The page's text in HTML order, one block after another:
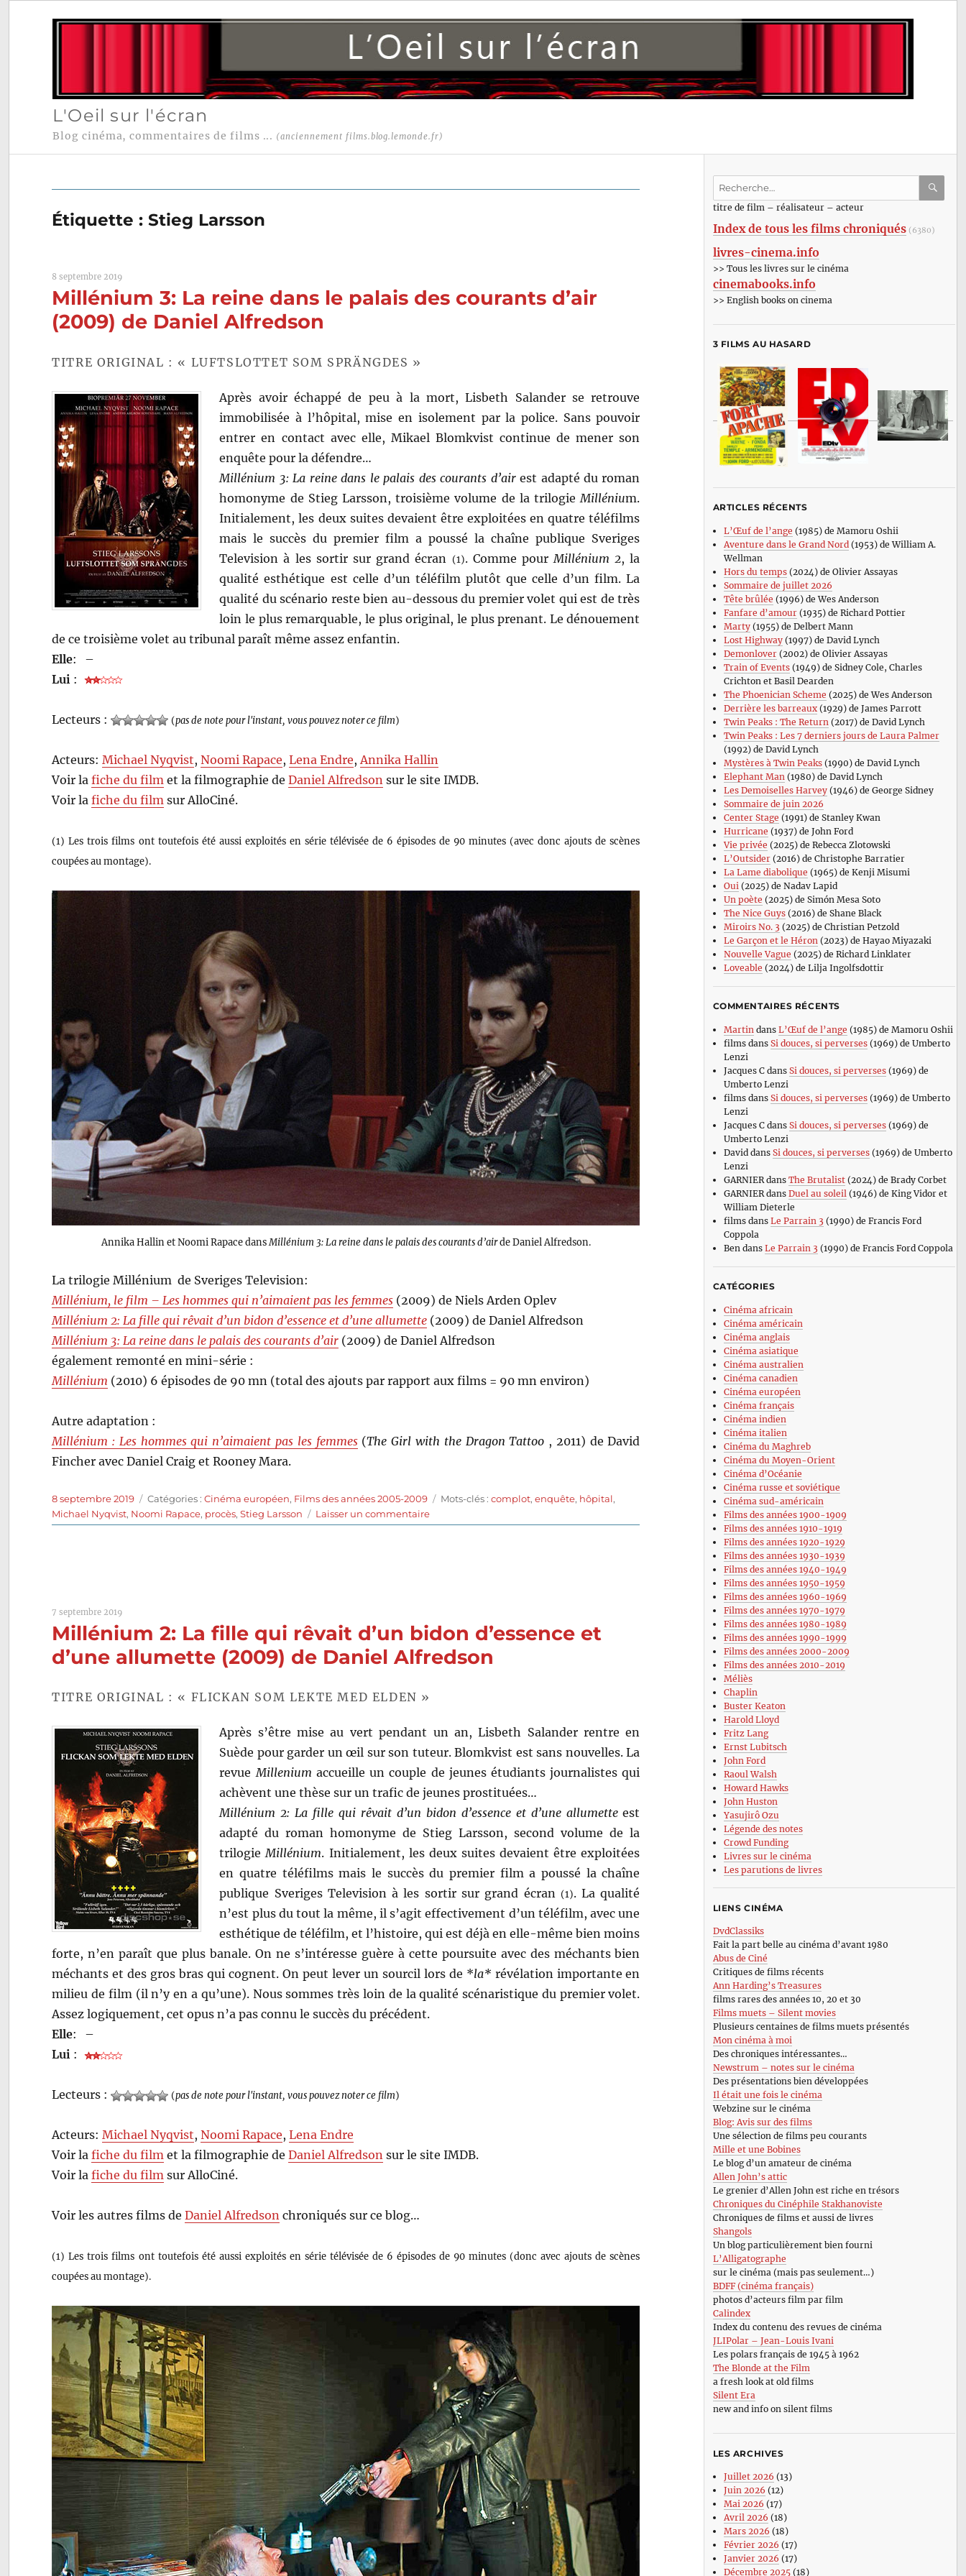
L'Oeil sur l'écran
Blog cinéma, commentaires de films ... (anciennement films.blog.lemonde.fr)
Étiquette :Stieg Larsson
8 septembre 2019
Millénium 3: La reine dans le palais des courants d’air
(2009) de Daniel Alfredson
TITRE ORIGINAL : « LUFTSLOTTET SOM SPRÄNGDES »
Après avoir échappé de peu à la mort, Lisbeth Salander se retrouve
immobilisée à l’hôpital, mise en isolement par la police. Sans pouvoir
entrer en contact avec elle, Mikael Blomkvist continue de mener son
enquête pour la défendre…
Millénium 3: La reine dans le palais des courants d’airest adapté du roman
homonyme de Stieg Larsson, troisième volume de la trilogie Millénium.
Initialement, les deux suites devaient être exploitées en quatre téléfilms
mais le succès du premier film a poussé la chaîne publique Sveriges
Television à les sortir sur grand écran
(1). Comme pour Millénium 2, la
qualité esthétique est celle d’un téléfilm plutôt que celle d’un film. La
qualité du scénario reste bien au-dessous du premier volet qui est de très
loin le plus remarquable, le plus original, le plus prenant. Le dénouement
de ce troisième volet au tribunal paraît même assez enfantin.
Elle:
–
Lui :
Lecteurs : (pas de note pour l'instant, vous pouvez noter ce film)
Acteurs:Michael Nyqvist,Noomi Rapace,Lena Endre, Annika Hallin
Voir lafiche du film et la filmographie deDaniel Alfredson sur le site IMDB.
Voir lafiche du film sur AlloCiné.
(1) Les trois films ont toutefois été aussi exploités en série télévisée de 6 épisodes de 90 minutes (avec donc ajouts de scènes
coupées au montage).
Annika Hallin et Noomi Rapace dans Millénium 3: La reine dans le palais des courants d’airde Daniel Alfredson.
La trilogie Millénium de Sveriges Television:
Millénium, le film – Les hommes qui n’aimaient pas les femmes (2009) de Niels Arden Oplev
Millénium 2: La fille qui rêvait d’un bidon d’essence et d’une allumette (2009) de Daniel Alfredson
Millénium 3: La reine dans le palais des courants d’air (2009) de Daniel Alfredson
également remonté en mini-série :
Millénium (2010) 6 épisodes de 90 mn (total des ajouts par rapport aux films = 90 mn environ)
Autre adaptation :
Millénium : Les hommes qui n’aimaient pas les femmes(The Girl with the Dragon Tattoo , 2011) de David
Fincher avec Daniel Craig et Rooney Mara.
Publié
le
8 septembre 2019 Catégories
Catégories :Cinéma européen, Films des années 2005-2009 Étiquettes
Mots-clés :complot,enquête, hôpital,
Michael Nyqvist, Noomi Rapace, procès,Stieg Larsson Laisser un commentairesur
Millénium
des
courants
d’air
7 septembre 2019
Millénium 2: La fille qui rêvait d’un bidon d’essence et
d’une allumette (2009) de Daniel Alfredson
TITRE ORIGINAL : « FLICKAN SOM LEKTE MED ELDEN »
Après s’être mise au vert pendant un an, Lisbeth Salander rentre en
Suède pour garder un œil sur son tuteur. Blomkvist est sans nouvelles. La
revue Millenium accueille un couple de jeunes étudiants journalistes qui
achèvent une thèse sur un trafic de jeunes prostituées…
Millénium 2: La fille qui rêvait d’un bidon d’essence et d’une allumetteest
adapté du roman homonyme de Stieg Larsson, second volume de la
trilogie Millénium. Initialement, les deux suites devaient être exploitées
en quatre téléfilms mais le succès du premier film a poussé la chaîne
publique Sveriges Television à les sortir sur grand écran (1). La qualité
n’est plus du tout la même, il s’agit effectivement d’un téléfilm, avec une
esthétique de téléfilm, et l’histoire, qui est déjà en elle-même bien moins
forte, n’en paraît que plus banale. On ne s’intéresse guère à cette poursuite avec des méchants bien
méchants et des gros bras qui cognent. On peut lever un sourcil lors de *la* révélation importante en
milieu de film (il n’y en a qu’une). Nous sommes très loin de la qualité scénaristique du premier volet.
Assez logiquement, cet opus n’a pas connu le succès du précédent.
Elle:
–
Lui :
Lecteurs : (pas de note pour l'instant, vous pouvez noter ce film)
Acteurs:Michael Nyqvist,Noomi Rapace,Lena Endre
Voir lafiche du film et la filmographie deDaniel Alfredson sur le site IMDB.
Voir lafiche du film sur AlloCiné.
Voir les autres films deDaniel Alfredson chroniqués sur ce blog…
(1) Les trois films ont toutefois été aussi exploités en série télévisée de 6 épisodes de 90 minutes (donc avec ajouts de scènes
coupées au montage).
Recherche
:titre de film – réalisateur – acteur
Index de tous les films chroniqués (6380)
livres-cinema.info
>> Tous les livres sur le cinéma
cinemabooks.info
>> English books on cinema
3 FILMS AU HASARD
ARTICLES RÉCENTS
L’Œuf de l’ange (1985) de Mamoru Oshii
Aventure dans le Grand Nord(1953) de William A.
Wellman
Hors du temps(2024) de Olivier Assayas
Sommaire de juillet 2026
Tête brûlée (1996) de Wes Anderson
Fanfare d’amour(1935) de Richard Pottier
Marty(1955) de Delbert Mann
Lost Highway(1997) de David Lynch
Demonlover(2002) de Olivier Assayas
Train of Events(1949) de Sidney Cole, Charles
Crichton et Basil Dearden
The Phoenician Scheme (2025) de Wes Anderson
Derrière les barreaux(1929) de James Parrott
Twin Peaks : The Return(2017) de David Lynch
Twin Peaks : Les 7 derniers jours de Laura Palmer
(1992) de David Lynch
Mystères à Twin Peaks(1990) de David Lynch
Elephant Man(1980) de David Lynch
Les Demoiselles Harvey(1946) de George Sidney
Sommaire de juin 2026
Center Stage (1991) de Stanley Kwan
Hurricane (1937) de John Ford
Vie privée (2025) de Rebecca Zlotowski
L’Outsider(2016) de Christophe Barratier
La Lame diabolique (1965) de Kenji Misumi
Oui(2025) de Nadav Lapid
Un poète (2025) de Simón Mesa Soto
The Nice Guys(2016) de Shane Black
Miroirs No. 3 (2025) de Christian Petzold
Le Garçon et le Héron(2023) de Hayao Miyazaki
Nouvelle Vague (2025) de Richard Linklater
Loveable (2024) de Lilja Ingolfsdottir
COMMENTAIRES RÉCENTS
Martin dans L’Œuf de l’ange (1985) de Mamoru Oshii
filmsdans Si douces, si perverses(1969) de Umberto
Lenzi
Jacques Cdans Si douces, si perverses(1969) de
Umberto Lenzi
filmsdans Si douces, si perverses(1969) de Umberto
Lenzi
Jacques Cdans Si douces, si perverses(1969) de
Umberto Lenzi
David dans Si douces, si perverses(1969) de Umberto
Lenzi
GARNIERdans The Brutalist(2024) de Brady Corbet
GARNIERdans Duel au soleil (1946) de King Vidor et
William Dieterle
filmsdans Le Parrain 3 (1990) de Francis Ford
Coppola
Ben dans Le Parrain 3 (1990) de Francis Ford Coppola
CATÉGORIES
Cinéma africain
Cinéma américain
Cinéma anglais
Cinéma asiatique
Cinéma australien
Cinéma canadien
Cinéma européen
Cinéma français
Cinéma indien
Cinéma italien
Cinéma du Maghreb
Cinéma du Moyen-Orient
Cinéma d’Océanie
Cinéma russe et soviétique
Cinéma sud-américain
Films des années 1900-1909
Films des années 1910-1919
Films des années 1920-1929
Films des années 1930-1939
Films des années 1940-1949
Films des années 1950-1959
Films des années 1960-1969
Films des années 1970-1979
Films des années 1980-1989
Films des années 1990-1999
Films des années 2000-2009
Films des années 2010-2019
Méliès
Chaplin
Buster Keaton
Harold Lloyd
Fritz Lang
Ernst Lubitsch
John Ford
Raoul Walsh
Howard Hawks
John Huston
Yasujirô Ozu
Légende des notes
Crowd Funding
Livres sur le cinéma
Les parutions de livres
LIENS CINÉMA
DvdClassiks
Fait la part belle au cinéma d’avant 1980
Abus de Ciné
Critiques de films récents
Ann Harding’s Treasures
films rares des années 10, 20 et 30
Films muets – Silent movies
Plusieurs centaines de films muets présentés
Mon cinéma à moi
Des chroniques intéressantes…
Newstrum – notes sur le cinéma
Des présentations bien développées
Il était une fois le cinéma
Webzine sur le cinéma
Blog: Avis sur des films
Une sélection de films peu courants
Mille et une Bobines
Le blog d’un amateur de cinéma
Allen John’s attic
Le grenier d’Allen John est riche en trésors
Chroniques du Cinéphile Stakhanoviste
Chroniques de films et aussi de livres
Shangols
Un blog particulièrement bien fourni
L’Alligatographe
sur le cinéma (mais pas seulement…)
BDFF (cinéma français)
photos d’acteurs film par film
Calindex
Index du contenu des revues de cinéma
JLIPolar – Jean-Louis Ivani
Les polars français de 1945 à 1962
The Blonde at the Film
a fresh look at old films
Silent Era
new and info on silent films
LES ARCHIVES
Juillet 2026 (13)
Juin 2026 (12)
Mai 2026 (17)
Avril 2026 (18)
Mars 2026 (18)
Février 2026 (17)
Janvier 2026 (17)
Décembre 2025(18)